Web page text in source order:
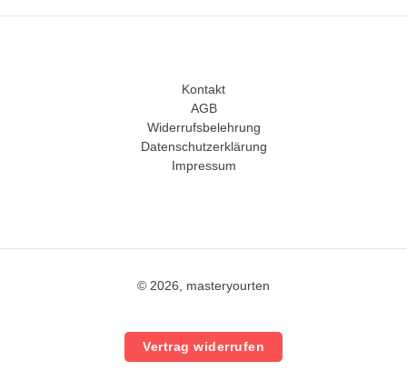
Kontakt
AGB
Widerrufsbelehrung
Datenschutzerklärung
Impressum
© 2026, masteryourten
Vertrag widerrufen